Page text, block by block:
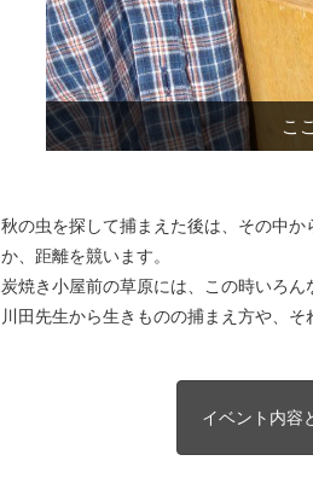
こ
バッ
最後に先
秋の虫を探して捕まえた後は、その中
か、距離を競います。
炭焼き小屋前の草原には、この時いろ
川田先生から生きものの捕まえ方や、
イベント内